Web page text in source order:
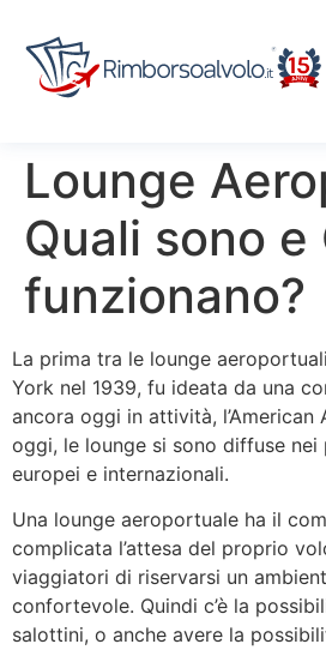
Lounge
Quali sono e
funzionano?
La prima tra le lounge
York nel 1939, fu ideata da una
ancora oggi in attività, l’American
oggi, le lounge si sono diffuse
europei e internazionali.
Una lounge aeroportuale ha il
complicata l’attesa del proprio
viaggiatori di riservarsi un
confortevole. Quindi c’è la
salottini, o anche avere la